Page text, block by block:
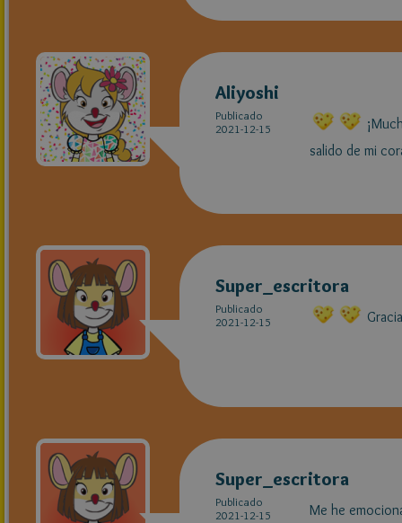
Aliyoshi
Publicado
2021-12-15
salido de mi
Super_escritora
Publicado
2021-12-15
Super_escritora
Publicado
2021-12-15
Me he